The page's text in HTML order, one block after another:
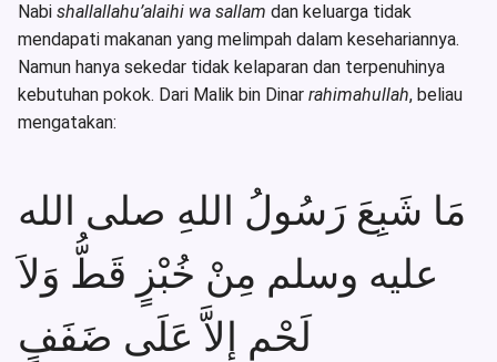
Nabi shallallahu’alaihi wa sallam dan keluarga tidak
mendapati makanan yang melimpah dalam kesehariannya.
Namun hanya sekedar tidak kelaparan dan terpenuhinya
kebutuhan pokok. Dari Malik bin Dinar rahimahullah, beliau
mengatakan:
مَا شَبِعَ رَسُولُ اللهِ صلى الله
عليه وسلم مِنْ خُبْزٍ قَطُّ وَلاَ
لَحْمٍ إِلاَّ عَلَى ضَفَفٍ